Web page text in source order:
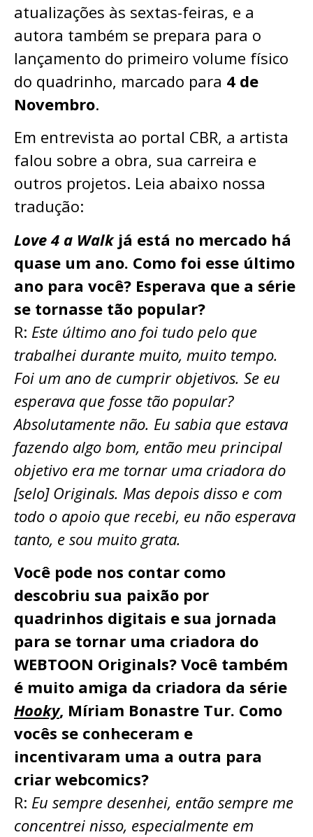
atualizações às sextas-feiras, e a
autora também se prepara para o
lançamento do primeiro volume físico
do quadrinho, marcado para 4 de
Novembro.
Em entrevista ao portal CBR, a artista
falou sobre a obra, sua carreira e
outros projetos. Leia abaixo nossa
tradução:
Love 4 a Walkjá está no mercado há
quase um ano. Como foi esse último
ano para você? Esperava que a série
se tornasse tão popular?
R: Este último ano foi tudo pelo que
trabalhei durante muito, muito tempo.
Foi um ano de cumprir objetivos. Se eu
esperava que fosse tão popular?
Absolutamente não. Eu sabia que estava
fazendo algo bom, então meu principal
objetivo era me tornar uma criadora do
[selo] Originals. Mas depois disso e com
todo o apoio que recebi, eu não esperava
tanto, e sou muito grata.
Você pode nos contar como
descobriu sua paixão por
quadrinhos digitais e sua jornada
para se tornar uma criadora do
WEBTOON Originals? Você também
é muito amiga da criadora da série
Hooky, Míriam Bonastre Tur. Como
vocês se conheceram e
incentivaram uma a outra para
criar webcomics?
R: Eu sempre desenhei, então sempre me
concentrei nisso, especialmente em